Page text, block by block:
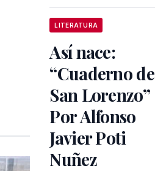
LITERATURA
Así nace:
“Cuaderno de
San Lorenzo”
Por Alfonso
Javier Poti
Nuñez